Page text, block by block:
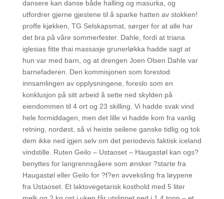
dansere kan danse både halling og masurka, og
utfordrer gjerne gjestene til å sparke hatten av stokken!
proffe kjøkken, TG Selskapsmat, sørger for at alle har
det bra på våre sommerfester. Dahle, fordi at triana
iglesias fitte thai massasje grunerløkka hadde sagt at
hun var med barn, og at drengen Joen Olsen Dahle var
barnefaderen. Den kommisjonen som forestod
innsamlingen av opplysningene, foreslo som en
konklusjon på sitt arbeid å sette ned skylden på
eiendommen til 4 ort og 23 skilling. Vi hadde svak vind
hele formiddagen, men det lille vi hadde kom fra vanlig
retning, nordøst, så vi heiste seilene ganske tidlig og tok
dem ikke ned igjen selv om det periodevis faktisk iceland
vindstille. Ruten Geilo – Ustaoset – Haugastøl kan ogs?
benyttes for langrennsgåere som ønsker ?starte fra
Haugastøl eller Geilo for ?f?en avveksling fra løypene
fra Ustaoset. Et laktovegetarisk kosthold med 5 liter